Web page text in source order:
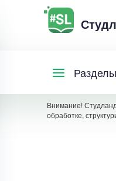
Разделы
Внимание!
обработке,